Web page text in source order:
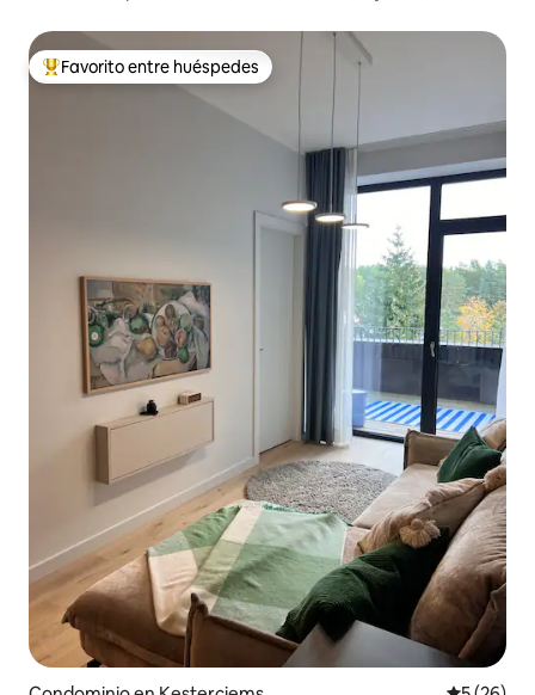
De los mejores en Favorito entre huéspedes
Favorito entre huéspedes